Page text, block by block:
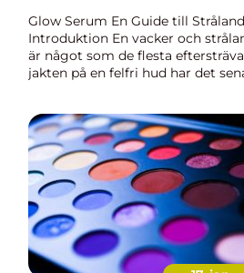
Glow Serum En Guide till
Introduktion En vacker och
är något som de flesta
jakten på en felfri hud har det
artikel k...